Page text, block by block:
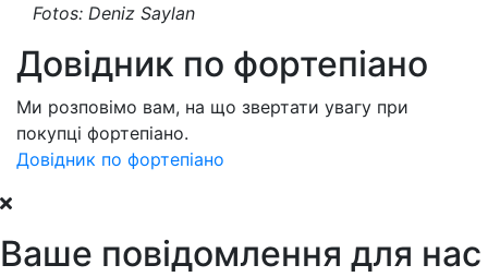
Fotos: Deniz Saylan
Довідник по фортепіано
Ми розповімо вам, на що звертати увагу при
покупці фортепіано.
Довідник по фортепіано
Ваше повідомлення для нас